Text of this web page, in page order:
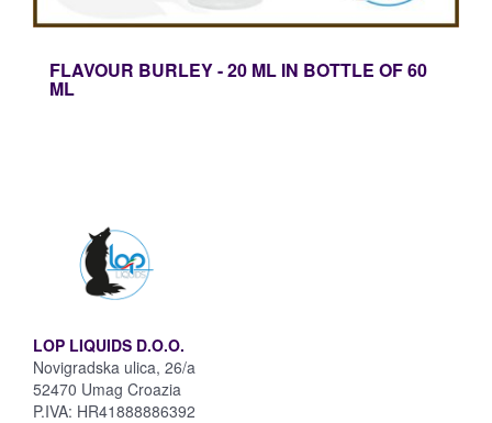
FLAVOUR BURLEY - 20 ML IN BOTTLE OF 60
ML
LOP LIQUIDS D.O.O.
Novigradska ulica, 26/a
52470 Umag Croazia
P.IVA: HR41888886392